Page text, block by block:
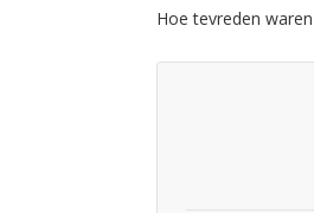
Hoe tevreden